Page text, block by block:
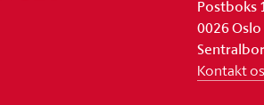
Postboks
0026 Oslo
Kontakt